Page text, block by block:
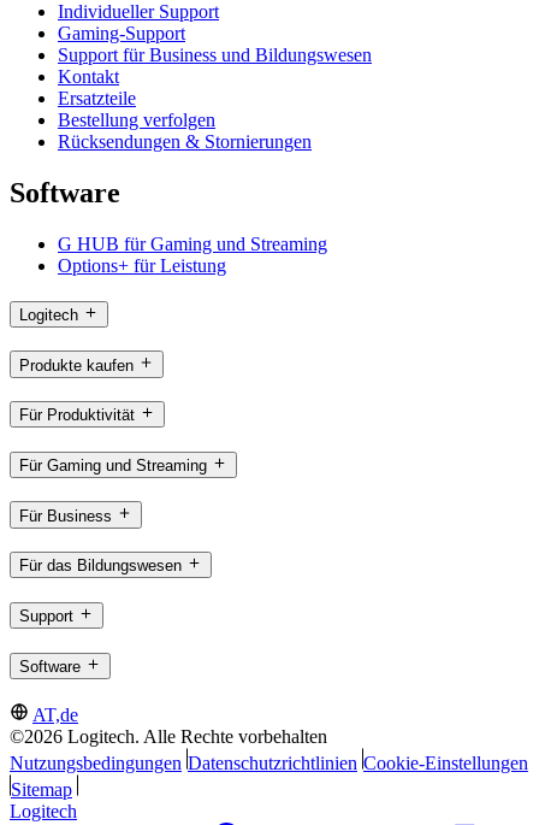
Individueller Support
Gaming-Support
Support für Business und Bildungswesen
Kontakt
Ersatzteile
Bestellung verfolgen
Rücksendungen & Stornierungen
Software
G HUB für Gaming und Streaming
Options+ für Leistung
Logitech
Produkte kaufen
Für Produktivität
Für Gaming und Streaming
Für Business
Für das Bildungswesen
Support
Software
AT,de
©2026 Logitech. Alle Rechte vorbehalten
Nutzungsbedingungen Datenschutzrichtlinien Cookie-Einstellungen
Sitemap
Logitech